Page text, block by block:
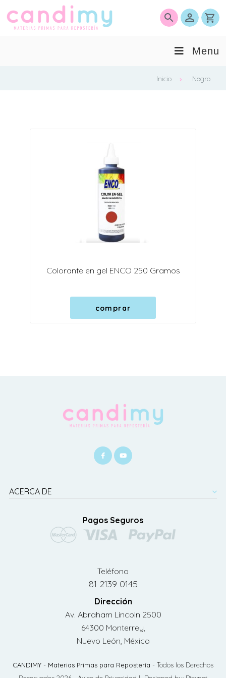
Menu
Inicio Negro
Colorante en gel ENCO 250 Gramos
comprar
ACERCA DE
Pagos Seguros
Teléfono
81 2139 0145
Dirección
Av. Abraham Lincoln 2500
64300 Monterrey,
Nuevo León, México
CANDIMY - Materias Primas para Repostería - Todos los Derechos